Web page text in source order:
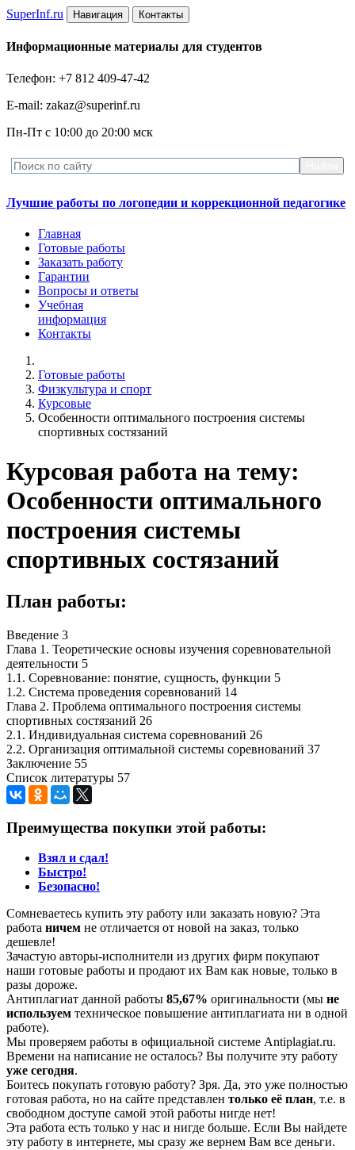
SuperInf.ru Навигация Контакты
Информационные материалы для студентов
Телефон: +7 812 409-47-42
E-mail: zakaz@superinf.ru
Пн-Пт с 10:00 до 20:00 мск
Лучшие работы по логопедии и коррекционной педагогике
Главная
Готовые работы
Заказать работу
Гарантии
Вопросы и ответы
Учебная
информация
Контакты
Готовые работы
Физкультура и спорт
Курсовые
Особенности оптимального построения системы
спортивных состязаний
Курсовая работа на тему:
Особенности оптимального
построения системы
спортивных состязаний
План работы:
Введение 3
Глава 1. Теоретические основы изучения соревновательной
деятельности 5
1.1. Соревнование: понятие, сущность, функции 5
1.2. Система проведения соревнований 14
Глава 2. Проблема оптимального построения системы
спортивных состязаний 26
2.1. Индивидуальная система соревнований 26
2.2. Организация оптимальной системы соревнований 37
Заключение 55
Список литературы 57
Преимущества покупки этой работы:
Взял и сдал!
Быстро!
Безопасно!
Сомневаетесь купить эту работу или заказать новую? Эта
работа ничем не отличается от новой на заказ, только
дешевле!
Зачастую авторы-исполнители из других фирм покупают
наши готовые работы и продают их Вам как новые, только в
разы дороже.
Антиплагиат данной работы 85,67% оригинальности (мы не
используем техническое повышение антиплагиата ни в одной
работе).
Мы проверяем работы в официальной системе Аntiplagiat.ru.
Времени на написание не осталось? Вы получите эту работу
уже сегодня.
Боитесь покупать готовую работу? Зря. Да, это уже полностью
готовая работа, но на сайте представлен только её план, т.е. в
свободном доступе самой этой работы нигде нет!
Эта работа есть только у нас и нигде больше. Если Вы найдете
эту работу в интернете, мы сразу же вернем Вам все деньги.